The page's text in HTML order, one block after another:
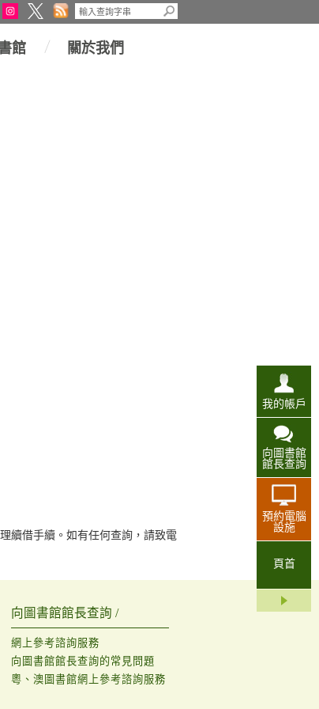
我的帳戶
向圖書館
館長查詢
預約電腦
設施
頁首
館 關於我們
續借手續。如有任何查詢，請致電
向圖書館館長查詢 /
網上參考諮詢服務
向圖書館館長查詢的常見問題
粵、澳圖書館網上參考諮詢服務